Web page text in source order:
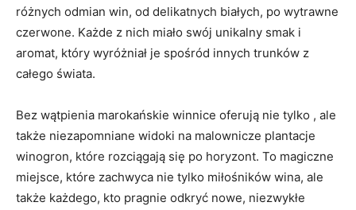
różnych ​odmian win,⁣ od delikatnych białych, po wytrawne⁤
czerwone. Każde z nich miało ⁤swój⁢ unikalny smak i
aromat, który ⁤wyróżniał je spośród​ innych​ trunków z
całego świata.
Bez wątpienia marokańskie winnice oferują nie tylko , ale
także niezapomniane widoki⁤ na malownicze‍ plantacje
winogron, ‍które rozciągają‌ się ⁣po ⁢horyzont. To magiczne⁣
miejsce, ⁤które zachwyca nie tylko miłośników wina, ale
także każdego, kto pragnie odkryć nowe, niezwykłe